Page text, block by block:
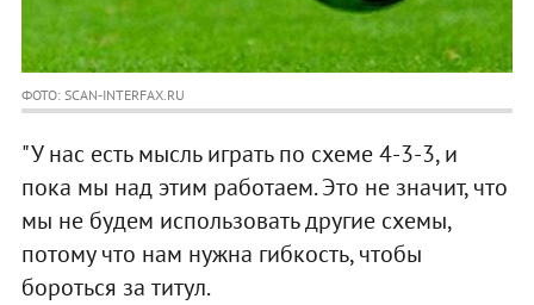
ФОТО: SCAN-INTERFAX.RU
"У нас есть мысль играть по схеме 4-3-3, и
пока мы над этим работаем. Это не значит, что
мы не будем использовать другие схемы,
потому что нам нужна гибкость, чтобы
бороться за титул.